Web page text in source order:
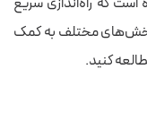
بخش‌های مختلف به کمک
کنید.